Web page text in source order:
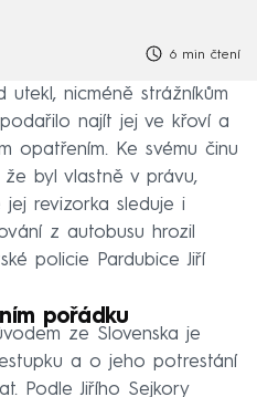
6 min čtení
utekl, nicméně strážníkům
najít jej ve křoví a
opatřením. Ke svému činu
byl vlastně v právu,
revizorka sleduje i
z autobusu hrozil
policie Pardubice Jiří
pořádku
ze Slovenska je
a o jeho potrestání
Podle Jiřího Sejkory